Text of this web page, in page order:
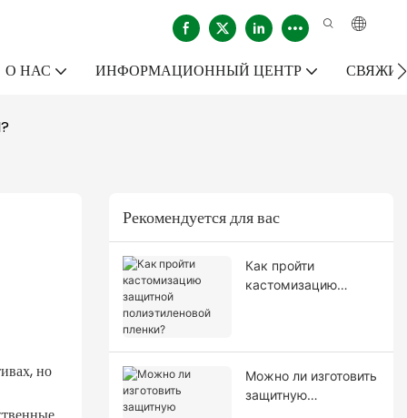
О НАС ИНФОРМАЦИОННЫЙ ЦЕНТР
но
Рекомендуется для вас
Как пройти
кастомизацию
Можно ли изготовить
защитную